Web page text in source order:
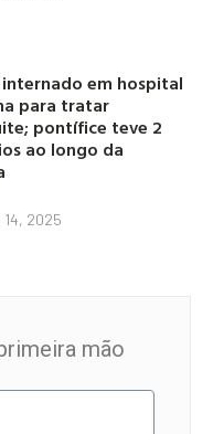
internado em hospital
para tratar
pontífice teve 2
ao longo da
14, 2025
mão